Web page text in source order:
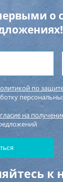
о
по
на
к